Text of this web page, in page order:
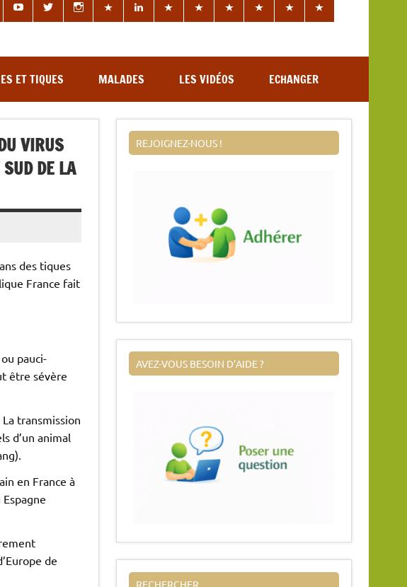
ET TIQUES MALADES LES VIDÉOS ECHANGER
VIRUS
DE LA
des tiques
France fait
ou pauci-
être sévère
transmission
d’un animal
en France à
de
REJOIGNEZ-NOUS !
AVEZ-VOUS BESOIN D’AIDE ?
RECHERCHER